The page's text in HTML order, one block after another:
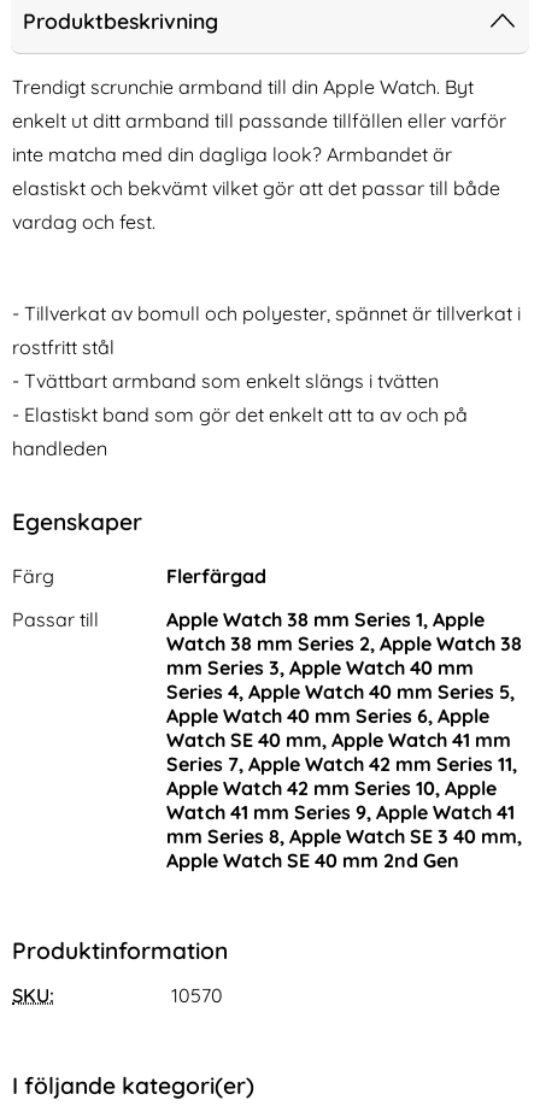
Trail Loop Blå
Watch 42/44/45/46/49 mm
Svart
Art. nr 6926
rea pris
186 krtidigare pris
186 kr
Tillgänglighet:
I lager
Apple Watch 42/44/45/46/49 mm Svart
Rostfritt Stål - Silver (22mm)
Art. nr 9324
Tillgänglighet:
I lager
Produktbeskrivning
Trendigt scrunchie armband till din Apple Watch. Byt
enkelt ut ditt armband till passande tillfällen eller varför
inte matcha med din dagliga look? Armbandet är
elastiskt och bekvämt vilket gör att det passar till både
vardag och fest.
- Tillverkat av bomull och polyester, spännet är tillverkat i
rostfritt stål
- Tvättbart armband som enkelt slängs i tvätten
- Elastiskt band som gör det enkelt att ta av och på
handleden
Egenskaper
Egenskaper/attribut för denna produkt
Attribut
Färg
Flerfärgad
Passar till
Apple Watch 38 mm Series 1, Apple
Watch 38 mm Series 2, Apple Watch 38
mm Series 3, Apple Watch 40 mm
Series 4, Apple Watch 40 mm Series 5,
Apple Watch 40 mm Series 6, Apple
Watch SE 40 mm, Apple Watch 41 mm
Series 7, Apple Watch 42 mm Series 11,
Apple Watch 42 mm Series 10, Apple
Watch 41 mm Series 9, Apple Watch 41
mm Series 8, Apple Watch SE 3 40 mm,
Apple Watch SE 40 mm 2nd Gen
Produktinformation
SKU: 10570
I följande kategori(er)